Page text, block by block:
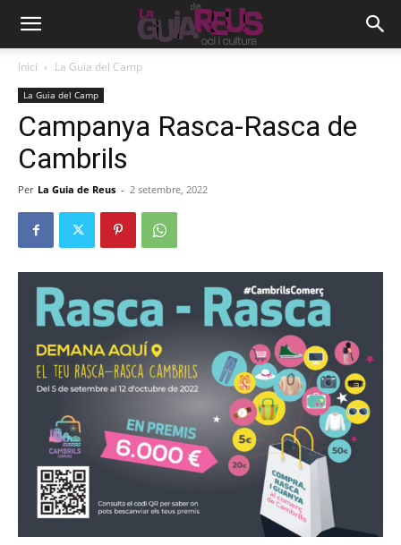
Inici La Guia del Camp
La Guia del Camp
Campanya Rasca-Rasca de
Cambrils
Per La Guia de Reus - 2 setembre, 2022